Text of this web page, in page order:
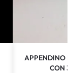
APPENDINO
CON